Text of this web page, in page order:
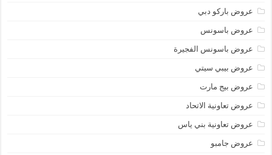
عروض باركو دبي
عروض باسونس
عروض باسونس الفجيرة
عروض بيبي سيتي
عروض بيج مارت
عروض تعاونية الاتحاد
عروض تعاونية بني ياس
عروض جامبو